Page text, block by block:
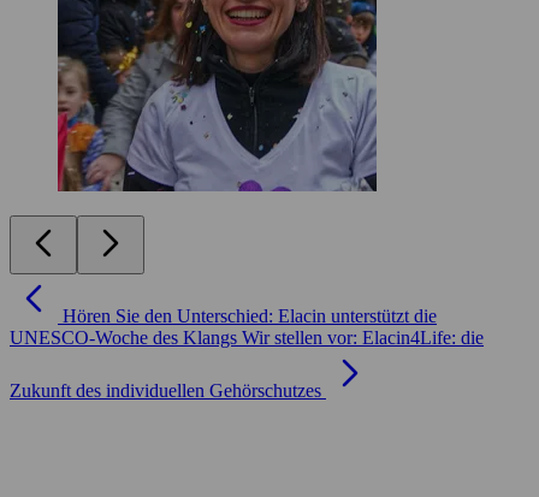
Hören Sie den Unterschied: Elacin unterstützt die
UNESCO‑Woche des Klangs Wir stellen vor: Elacin4Life: die
Zukunft des individuellen Gehörschutzes